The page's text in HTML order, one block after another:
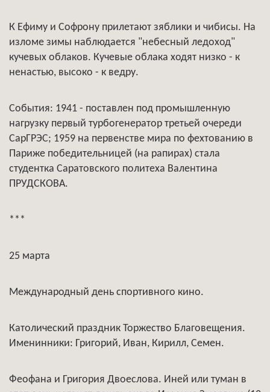
К Ефиму и Софрону прилетают зяблики и чибисы. На
изломе зимы наблюдается "небесный ледоход"
кучевых облаков. Кучевые облака ходят низко - к
ненастью, высоко - к ведру.
События: 1941 - поставлен под промышленную
нагрузку первый турбогенератор третьей очереди
СарГРЭС; 1959 на первенстве мира по фехтованию в
Париже победительницей (на рапирах) стала
студентка Саратовского политеха Валентина
ПРУДСКОВА.
***
25 марта
Международный день спортивного кино.
Католический праздник Торжество Благовещения.
Именинники: Григорий, Иван, Кирилл, Семен.
Феофана и Григория Двоеслова. Иней или туман в